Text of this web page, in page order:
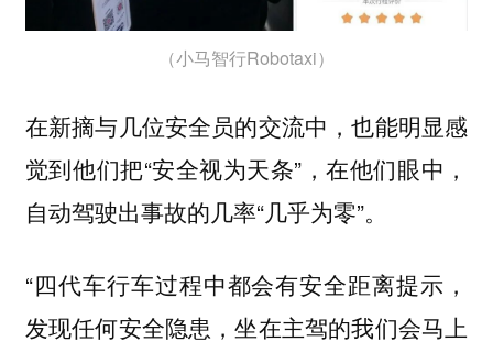
（小马智行Robotaxi）
在新摘与几位安全员的交流中，也能明显感
觉到他们把“安全视为天条”，在他们眼中，
自动驾驶出事故的几率“几乎为零”。
“四代车行车过程中都会有安全距离提示，
发现任何安全隐患，坐在主驾的我们会马上